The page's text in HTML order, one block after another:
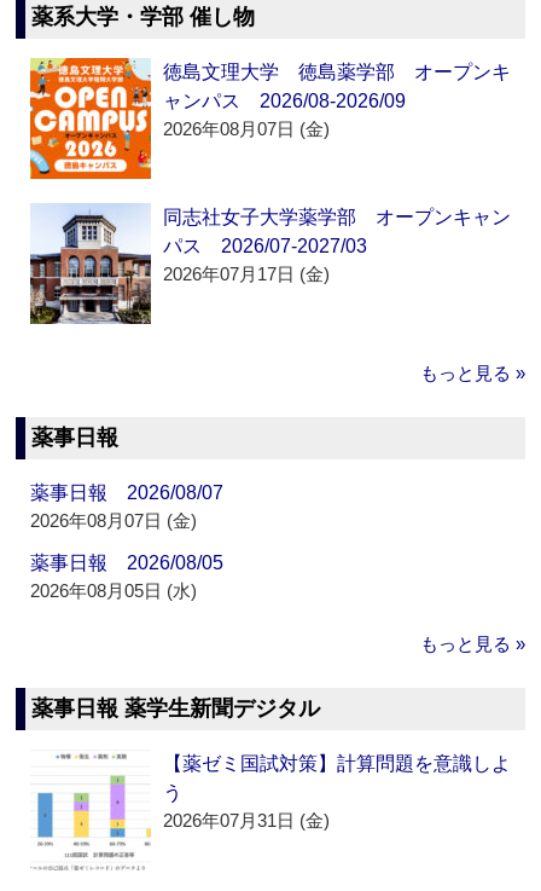
薬系大学・学部 催し物
徳島文理大学 徳島薬学部 オープンキ
ャンパス 2026/08-2026/09
2026年08月07日 (金)
同志社女子大学薬学部 オープンキャン
パス 2026/07-2027/03
2026年07月17日 (金)
もっと見る »
薬事日報
薬事日報 2026/08/07
2026年08月07日 (金)
薬事日報 2026/08/05
2026年08月05日 (水)
もっと見る »
薬事日報 薬学生新聞デジタル
【薬ゼミ国試対策】計算問題を意識しよ
う
2026年07月31日 (金)